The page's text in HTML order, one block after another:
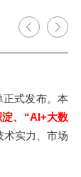
正式发布。本
、“AI+大数
术实力、市场